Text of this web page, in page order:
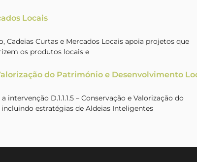
Locais
Cadeias Curtas e Mercados Locais apoia projetos que
os produtos locais e
do Património e Desenvolvimento
D.1.1.1.5 – Conservação e Valorização do
estratégias de Aldeias Inteligentes